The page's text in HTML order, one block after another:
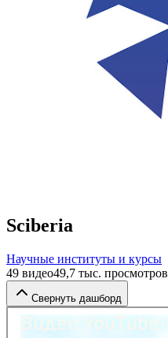
Sciberia
Научные институты и курсы
49 видео49,7 тыс. просмотров
Свернуть дашборд